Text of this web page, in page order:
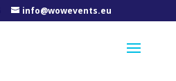
info@wowevents.eu